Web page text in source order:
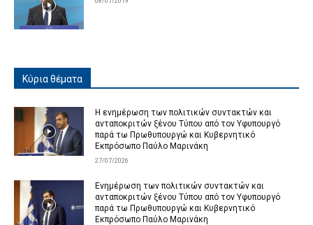
Κύρια θέματα
Η ενημέρωση των πολιτικών συντακτών και
ανταποκριτών ξένου Τύπου από τον Υφυπουργό
παρά τω Πρωθυπουργώ και Κυβερνητικό
Εκπρόσωπο Παύλο Μαρινάκη
27/07/2026
Ενημέρωση των πολιτικών συντακτών και
ανταποκριτών ξένου Τύπου από τον Υφυπουργό
παρά τω Πρωθυπουργώ και Κυβερνητικό
Εκπρόσωπο Παύλο Μαρινάκη